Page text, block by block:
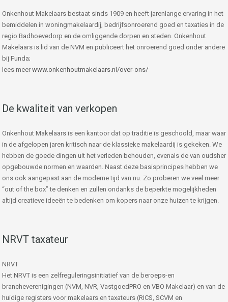
Onkenhout Makelaars bestaat sinds 1909 en heeft jarenlange ervaring in het
bemiddelen in woningmakelaardij, bedrijfsonroerend goed en taxaties in de
regio Badhoevedorp en de omliggende dorpen en steden. Onkenhout
Makelaars is lid van de NVM en publiceert het onroerend goed onder andere
bij Funda;
lees meer www.onkenhoutmakelaars.nl/over-ons/
De kwaliteit van verkopen
Onkenhout Makelaars is een kantoor dat op traditie is geschoold, maar waar
in de afgelopen jaren kritisch naar de klassieke makelaardij is gekeken. We
hebben de goede dingen uit het verleden behouden, evenals de van oudsher
opgebouwde normen en waarden. Naast deze basisprincipes hebben we
ons ook aangepast aan de moderne tijd van nu. Zo proberen we veel meer
“out of the box” te denken en zullen ondanks de beperkte mogelijkheden
altijd creatieve ideeën te bedenken om kopers naar onze huizen te krijgen.
NRVT taxateur
NRVT
Het NRVT is een zelfreguleringsinitiatief van de beroeps-en
brancheverenigingen (NVM, NVR, VastgoedPRO en VBO Makelaar) en van de
huidige registers voor makelaars en taxateurs (RICS, SCVM en